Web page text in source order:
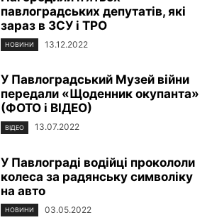
павлоградських депутатів, які
зараз в ЗСУ і ТРО
НОВИНИ 13.12.2022
У Павлоградський Музей війни
передали «Щоденник окупанта»
(ФОТО і ВІДЕО)
ВІДЕО 13.07.2022
У Павлограді водійці прокололи
колеса за радянську символіку
на авто
НОВИНИ 03.05.2022